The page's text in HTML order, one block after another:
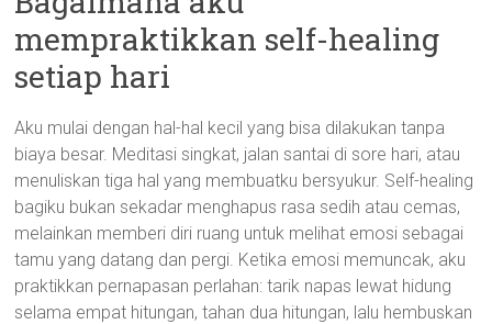
mempraktikkan self-healing
setiap hari
Aku mulai dengan hal-hal kecil yang bisa dilakukan tanpa
biaya besar. Meditasi singkat, jalan santai di sore hari, atau
menuliskan tiga hal yang membuatku bersyukur. Self-healing
bagiku bukan sekadar menghapus rasa sedih atau cemas,
melainkan memberi diri ruang untuk melihat emosi sebagai
tamu yang datang dan pergi. Ketika emosi memuncak, aku
praktikkan pernapasan perlahan: tarik napas lewat hidung
selama empat hitungan, tahan dua hitungan, lalu hembuskan